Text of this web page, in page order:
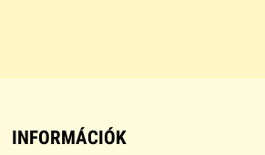
INFORMÁCIÓK